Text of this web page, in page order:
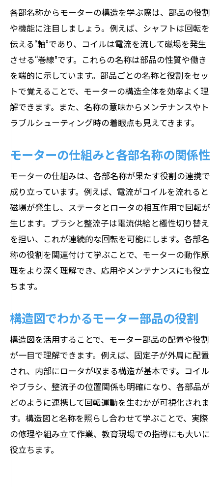
各部名称からモーターの構造を学ぶ際は、部品の役割
や機能に注目しましょう。例えば、シャフトは回転を
伝える“軸”であり、コイルは電流を流して磁場を発生
させる“巻線”です。これらの名称は部品の性質や働き
を端的に示しています。部品ごとの名称と役割をセッ
トで覚えることで、モーターの構造全体を効率よく理
解できます。また、名称の意味からメンテナンスやト
ラブルシューティング時の着眼点も見えてきます。
モーターの仕組みと各部名称の関係性
モーターの仕組みは、各部名称が果たす役割の連携で
成り立っています。例えば、電流がコイルを流れると
磁場が発生し、ステータとロータの相互作用で回転が
生じます。ブラシと整流子は電流供給と極性切り替え
を担い、これが連続的な回転を可能にします。各部名
称の役割を関連付けて学ぶことで、モーターの動作原
理をより深く理解でき、応用やメンテナンスにも役立
ちます。
構造図でわかるモーター部品の役割
構造図を活用することで、モーター部品の配置や役割
が一目で理解できます。例えば、固定子が外周に配置
され、内部にロータが収まる構造が基本です。コイル
やブラシ、整流子の位置関係も明確になり、各部品が
どのように連携して回転運動を生むかが可視化されま
す。構造図と名称を照らし合わせて学ぶことで、実際
の修理や組み立て作業、教育現場での指導にも大いに
役立ちます。